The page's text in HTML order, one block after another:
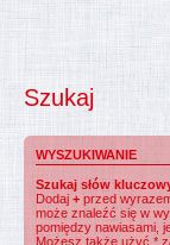
Szukaj
WYSZUKIWANIE
Szukaj słów
Dodaj + przed
może znaleźć się w
pomiędzy nawiasami,
Możesz także użyć *